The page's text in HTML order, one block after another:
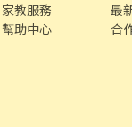
家教服務
最
幫助中心 合